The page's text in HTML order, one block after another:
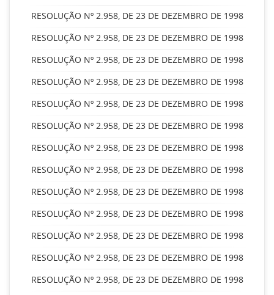
RESOLUÇÃO Nº 2.958, DE 23 DE DEZEMBRO DE 1998
RESOLUÇÃO Nº 2.958, DE 23 DE DEZEMBRO DE 1998
RESOLUÇÃO Nº 2.958, DE 23 DE DEZEMBRO DE 1998
RESOLUÇÃO Nº 2.958, DE 23 DE DEZEMBRO DE 1998
RESOLUÇÃO Nº 2.958, DE 23 DE DEZEMBRO DE 1998
RESOLUÇÃO Nº 2.958, DE 23 DE DEZEMBRO DE 1998
RESOLUÇÃO Nº 2.958, DE 23 DE DEZEMBRO DE 1998
RESOLUÇÃO Nº 2.958, DE 23 DE DEZEMBRO DE 1998
RESOLUÇÃO Nº 2.958, DE 23 DE DEZEMBRO DE 1998
RESOLUÇÃO Nº 2.958, DE 23 DE DEZEMBRO DE 1998
RESOLUÇÃO Nº 2.958, DE 23 DE DEZEMBRO DE 1998
RESOLUÇÃO Nº 2.958, DE 23 DE DEZEMBRO DE 1998
RESOLUÇÃO Nº 2.958, DE 23 DE DEZEMBRO DE 1998